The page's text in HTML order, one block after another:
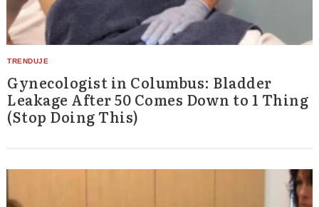
Gynecologist in Columbus: Bladder
Leakage After 50 Comes Down to 1 Thing
(Stop Doing This)